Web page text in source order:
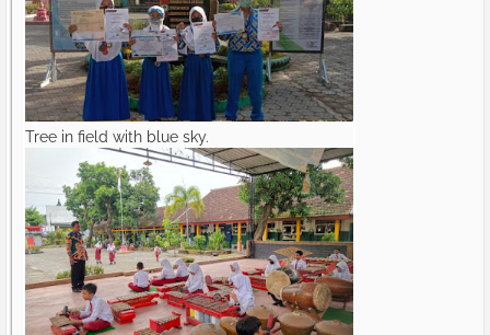
Tree in field with blue sky.